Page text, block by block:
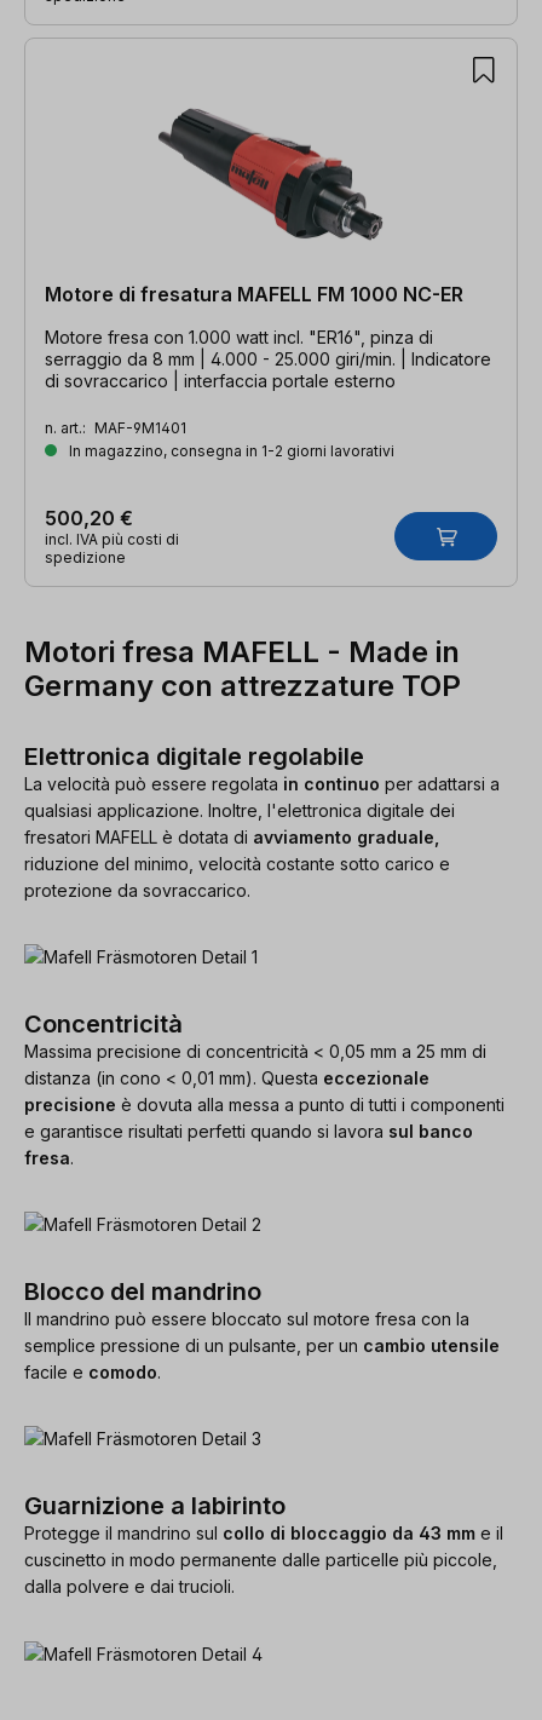
Motore di fresatura MAFELL FM 1000 NC-ER
Motore fresa con 1.000 watt incl. "ER16", pinza di
serraggio da 8 mm | 4.000 - 25.000 giri/min. | Indicatore
di sovraccarico | interfaccia portale esterno
n. art.: MAF-9M1401
In magazzino, consegna in 1-2 giorni lavorativi
500,20 €
incl. IVA più costi di
spedizione
Motori fresa MAFELL - Made in
Germany con attrezzature TOP
Elettronica digitale regolabile
La velocità può essere regolata in continuo per adattarsi a
qualsiasi applicazione. Inoltre, l'elettronica digitale dei
fresatori MAFELL è dotata di avviamento graduale,
riduzione del minimo, velocità costante sotto carico e
protezione da sovraccarico.
Concentricità
Massima precisione di concentricità < 0,05 mm a 25 mm di
distanza (in cono < 0,01 mm). Questa eccezionale
precisione è dovuta alla messa a punto di tutti i componenti
e garantisce risultati perfetti quando si lavora sul banco
fresa.
Blocco del mandrino
Il mandrino può essere bloccato sul motore fresa con la
semplice pressione di un pulsante, per un cambio utensile
facile e comodo.
Guarnizione a labirinto
Protegge il mandrino sul collo di bloccaggio da 43 mm e il
cuscinetto in modo permanente dalle particelle più piccole,
dalla polvere e dai trucioli.